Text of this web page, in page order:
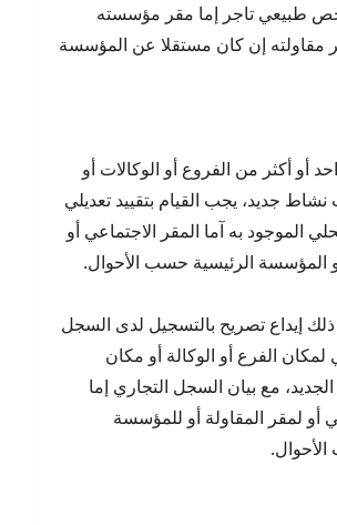
طبيعي تاجر إما مقر مؤسسته
مقاولته إن كان مستقلا عن المؤسسة
أو أكثر من الفروع أو الوكالات أو
جديد، يجب القيام بتقييد تعديلي
الموجود به آما المقر الاجتماعي أو
المؤسسة الرئيسية حسب الأحوال.
إيداع تصريح بالتسجيل لدى السجل
لمكان الفرع أو الوكالة أو مكان
مع بيان السجل التجاري إما
أو لمقر المقاولة أو للمؤسسة